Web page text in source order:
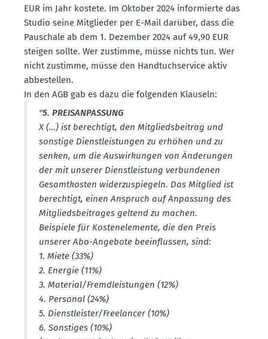
EUR im Jahr kostete. Im Oktober 2024 infor­mierte das
Studio seine Mitglieder per E-Mail darüber, dass die
Pauschale ab dem 1. Dezember 2024 auf 49,90 EUR
steigen sollte. Wer zustimme, müsse nichts tun. Wer
nicht zustimme, müsse den Handtuch­service aktiv
abbestellen.
In den AGB gab es dazu die folgenden Klauseln:
"5. PREIS­AN­PASSUNG
X (…) ist berechtigt, den Mitglieds­beitrag und
sonstige Dienst­leis­tungen zu erhöhen und zu
senken, um die Auswir­kungen von Änderungen
der mit unserer Dienst­leistung verbun­denen
Gesamt­kosten wider­zu­spiegeln. Das Mitglied ist
berechtigt, einen Anspruch auf Anpassung des
Mitglieds­bei­trages geltend zu machen.
Beispiele für Kosten­ele­mente, die den Preis
unserer Abo-Angebote beein­flussen, sind:
1. Miete (33%)
2. Energie (11%)
3. Material/Fremd­leis­tungen (12%)
4. Personal (24%)
5. Dienst­leister/Freelancer (10%)
6. Sonstiges (10%)